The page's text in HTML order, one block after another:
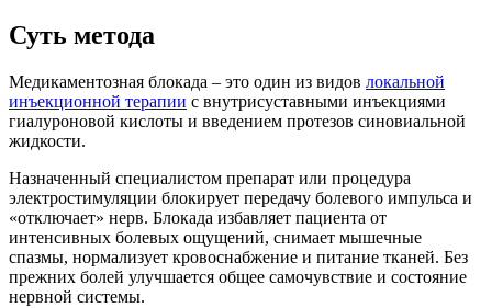
Суть метода
Медикаментозная блокада – это один из видов локальной
инъекционной терапии с внутрисуставными инъекциями
гиалуроновой кислоты и введением протезов синовиальной
жидкости.
Назначенный специалистом препарат или процедура
электростимуляции блокирует передачу болевого импульса и
«отключает» нерв. Блокада избавляет пациента от
интенсивных болевых ощущений, снимает мышечные
спазмы, нормализует кровоснабжение и питание тканей. Без
прежних болей улучшается общее самочувствие и состояние
нервной системы.